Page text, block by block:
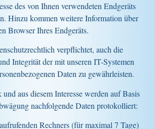
des von Ihnen verwendeten Endgeräts
Hinzu kommen weitere Information über
Browser Ihres Endgeräts.
verpflichtet, auch die
Integrität der mit unseren IT-Systemen
Daten zu gewährleisten.
aus diesem Interesse werden auf Basis
nachfolgende Daten protokolliert:
Rechners (für maximal 7 Tage)